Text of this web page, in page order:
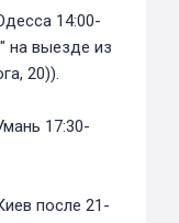
14:00-
на выезде из
20)).
17:30-
после 21-